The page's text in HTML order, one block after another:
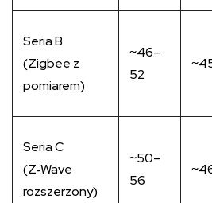
Seria B
(Zigbee z
pomiarem)
~46–
52
Seria C
(Z‑Wave
rozszerzony)
~50–
56